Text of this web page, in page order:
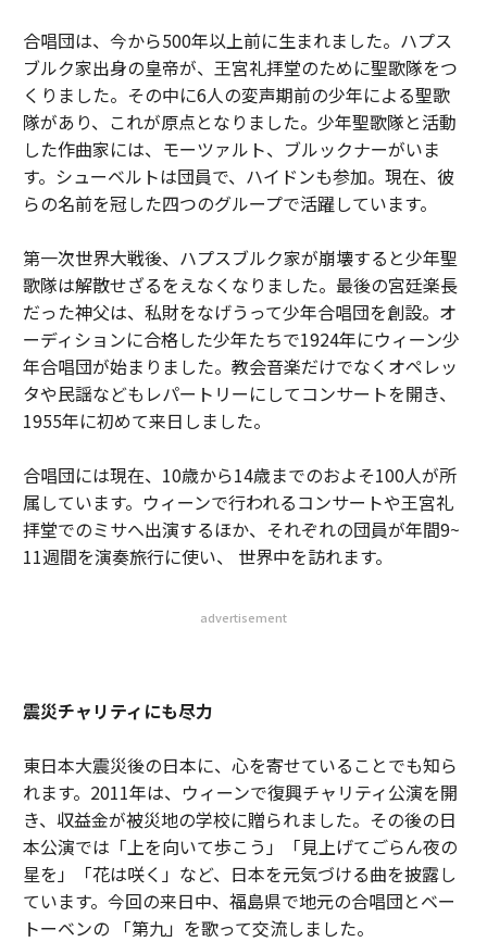
合唱団は、今から500年以上前に生まれました。ハプス
ブルク家出身の皇帝が、王宮礼拝堂のために聖歌隊をつ
くりました。その中に6人の変声期前の少年による聖歌
隊があり、これが原点となりました。少年聖歌隊と活動
した作曲家には、モーツァルト、ブルックナーがいま
す。シューベルトは団員で、ハイドンも参加。現在、彼
らの名前を冠した四つのグループで活躍しています。
第一次世界大戦後、ハプスブルク家が崩壊すると少年聖
歌隊は解散せざるをえなくなりました。最後の宮廷楽長
だった神父は、私財をなげうって少年合唱団を創設。オ
ーディションに合格した少年たちで1924年にウィーン少
年合唱団が始まりました。教会音楽だけでなくオペレッ
タや民謡などもレパートリーにしてコンサートを開き、
1955年に初めて来日しました。
合唱団には現在、10歳から14歳までのおよそ100人が所
属しています。ウィーンで行われるコンサートや王宮礼
拝堂でのミサへ出演するほか、それぞれの団員が年間9~
11週間を演奏旅行に使い、 世界中を訪れます。
advertisement
震災チャリティにも尽力
東日本大震災後の日本に、心を寄せていることでも知ら
れます。2011年は、ウィーンで復興チャリティ公演を開
き、収益金が被災地の学校に贈られました。その後の日
本公演では「上を向いて歩こう」「見上げてごらん夜の
星を」「花は咲く」など、日本を元気づける曲を披露し
ています。今回の来日中、福島県で地元の合唱団とベー
トーベンの 「第九」を歌って交流しました。